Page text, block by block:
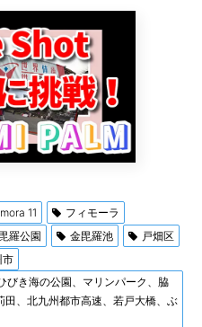
11
フィモーラ
羅公園 金毘羅池
戸畑区
市
びき海の公園、マリンパーク、脇
、北九州都市高速、若戸大橋、ぶ